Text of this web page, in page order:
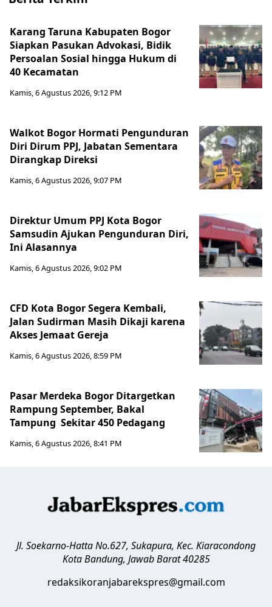
Karang Taruna Kabupaten Bogor
Siapkan Pasukan Advokasi, Bidik
Persoalan Sosial hingga Hukum di
40 Kecamatan
Kamis, 6 Agustus 2026, 9:12 PM
Walkot Bogor Hormati Pengunduran
Diri Dirum PPJ, Jabatan Sementara
Dirangkap Direksi
Kamis, 6 Agustus 2026, 9:07 PM
Direktur Umum PPJ Kota Bogor
Samsudin Ajukan Pengunduran Diri,
Ini Alasannya
Kamis, 6 Agustus 2026, 9:02 PM
CFD Kota Bogor Segera Kembali,
Jalan Sudirman Masih Dikaji karena
Akses Jemaat Gereja
Kamis, 6 Agustus 2026, 8:59 PM
Pasar Merdeka Bogor Ditargetkan
Rampung September, Bakal
Tampung Sekitar 450 Pedagang
Kamis, 6 Agustus 2026, 8:41 PM
Jl. Soekarno-Hatta No.627, Sukapura, Kec. Kiaracondong
Kota Bandung, Jawab Barat 40285
redaksikoranjabarekspres@gmail.com